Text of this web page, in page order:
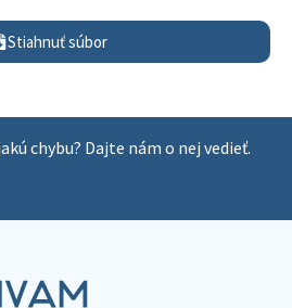
Stiahnuť súbor
chybu? Dajte nám o nej vedieť.